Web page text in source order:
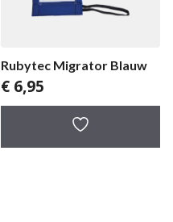
Rubytec Migrator Blauw
€ 6,95